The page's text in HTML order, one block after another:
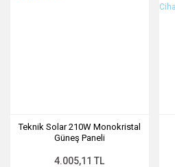
Teknik Solar 210W Monokristal
Güneş Paneli
4.005,11 TL